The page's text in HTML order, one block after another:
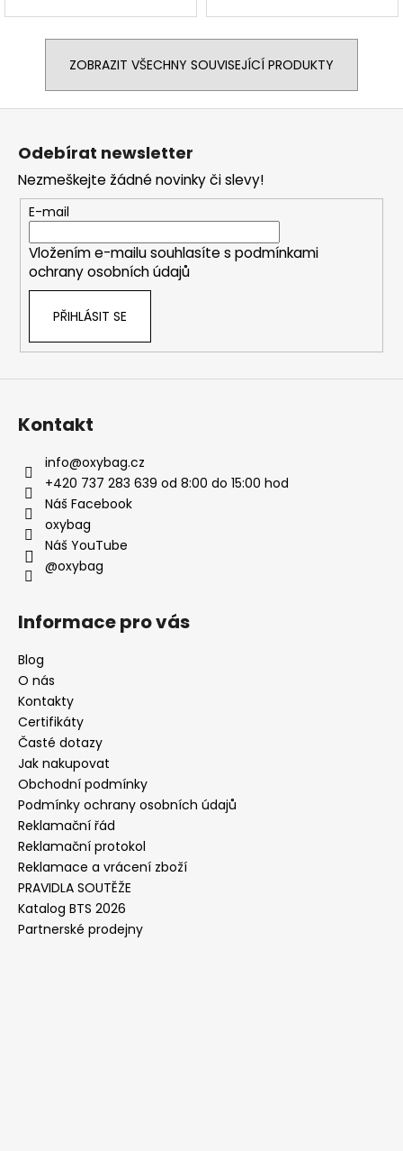
ZOBRAZIT VŠECHNY SOUVISEJÍCÍ PRODUKTY
Z
Odebírat newsletter
Nezmeškejte žádné novinky či slevy!
E-mail
Vložením e-mailu souhlasíte s podmínkami
ochrany osobních údajů
PŘIHLÁSIT SE
Kontakt
info@oxybag.cz
+420 737 283 639 od 8:00 do 15:00 hod
Náš Facebook
oxybag
Náš YouTube
@oxybag
Informace pro vás
Blog
O nás
Kontakty
Certifikáty
Časté dotazy
Jak nakupovat
Obchodní podmínky
Podmínky ochrany osobních údajů
Reklamační řád
Reklamační protokol
Reklamace a vrácení zboží
PRAVIDLA SOUTĚŽE
Katalog BTS 2026
Partnerské prodejny